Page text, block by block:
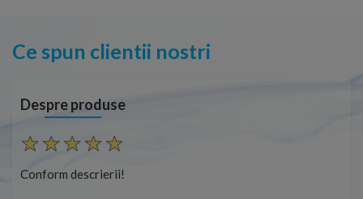
Ce spun clientii nostri
Despre produse
Conform descrierii!